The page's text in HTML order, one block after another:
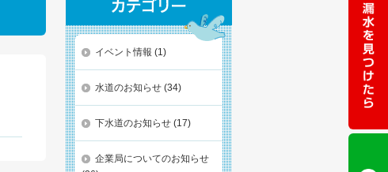
イベント情報 (1)
水道のお知らせ(34)
下水道のお知らせ(17)
企業局についてのお知らせ